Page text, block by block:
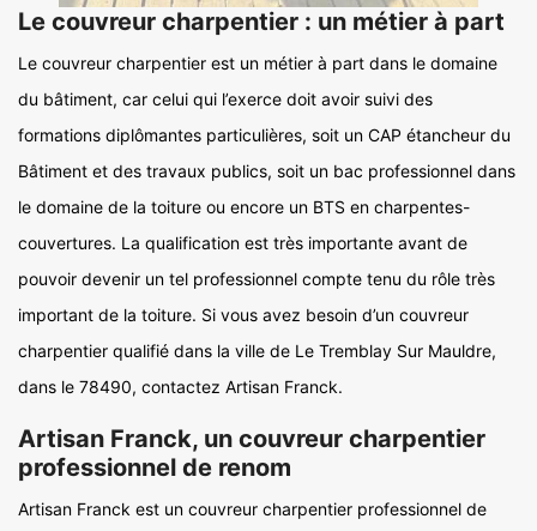
Le couvreur charpentier : un métier à part
Le couvreur charpentier est un métier à part dans le domaine
du bâtiment, car celui qui l’exerce doit avoir suivi des
formations diplômantes particulières, soit un CAP étancheur du
Bâtiment et des travaux publics, soit un bac professionnel dans
le domaine de la toiture ou encore un BTS en charpentes-
couvertures. La qualification est très importante avant de
pouvoir devenir un tel professionnel compte tenu du rôle très
important de la toiture. Si vous avez besoin d’un couvreur
charpentier qualifié dans la ville de Le Tremblay Sur Mauldre,
dans le 78490, contactez Artisan Franck.
Artisan Franck, un couvreur charpentier
professionnel de renom
Artisan Franck est un couvreur charpentier professionnel de